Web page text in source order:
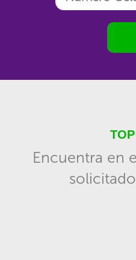
Encuentra en